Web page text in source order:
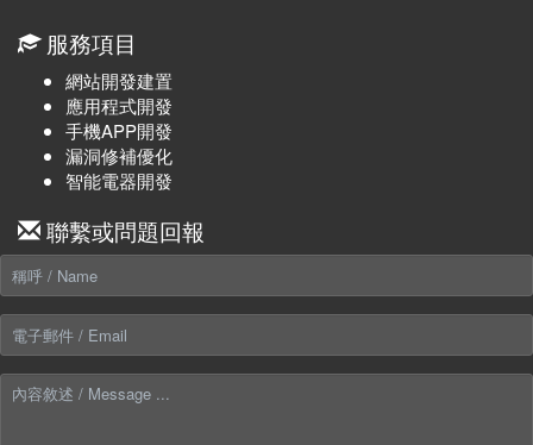
服務項目
網站開發建置
應用程式開發
手機APP開發
漏洞修補優化
智能電器開發
聯繫或問題回報